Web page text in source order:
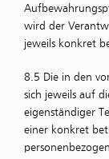
wird der
jeweils konkret
8.5 Die in den
sich jeweils auf
eigenständiger
einer konkret